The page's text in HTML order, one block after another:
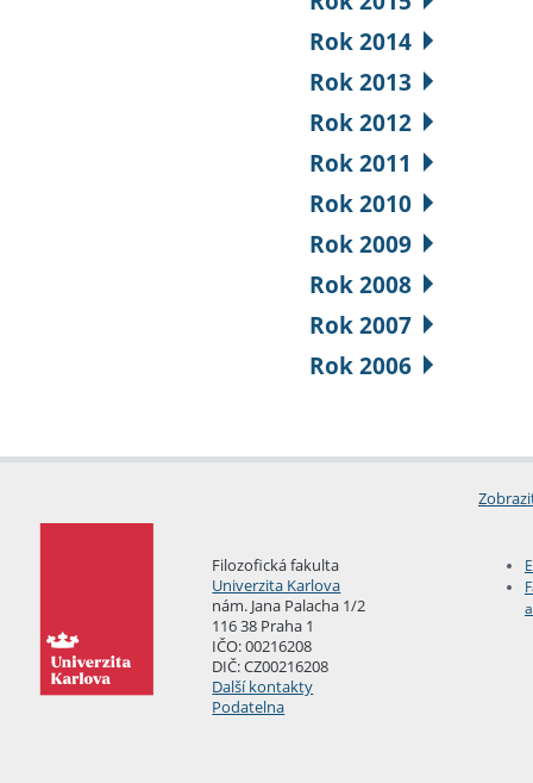
Rok 2014
Rok 2013
Rok 2012
Rok 2011
Rok 2010
Rok 2009
Rok 2008
Rok 2007
Rok 2006
Filozofická fakulta
Univerzita Karlova
nám. Jana Palacha 1/2
116 38 Praha 1
IČO: 00216208
DIČ: CZ00216208
Další kontakty
Podatelna